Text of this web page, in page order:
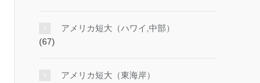
アメリカ短大（ハワイ,中部）
(67)
アメリカ短大（東海岸）